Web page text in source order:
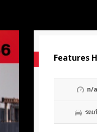
Features
n/a
รถเ